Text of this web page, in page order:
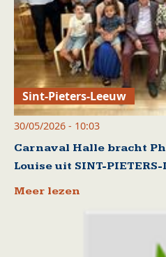
Sint-Pieters-Leeuw
30/05/2026 - 10:03
Carnaval Halle bracht
Louise uit SINT-
Meer lezen